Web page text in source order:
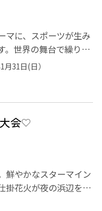
マに、スポーツが生み
。世界の舞台で繰り広
重ね、人と...
31日(日）
会
鮮やかなスターマイン
掛花火が夜の浜辺を華